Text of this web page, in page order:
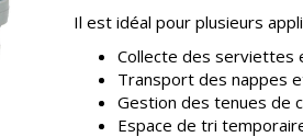
Il est idéal pour plusieurs
Collecte des serviettes
Transport des nappes
Gestion des tenues de
Espace de tri